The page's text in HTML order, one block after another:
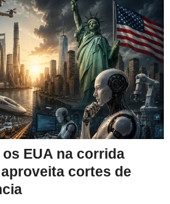
EUA na corrida
cortes de